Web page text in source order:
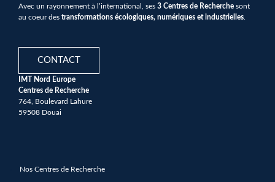
Avec un rayonnement à l’international, ses 3 Centres de Recherche sont
au coeur des transformations écologiques, numériques et industrielles
CONTACT
IMT Nord Europe
Centres de Recherche
764, Boulevard Lahure
59508 Douai
Nos Centres de Recherche